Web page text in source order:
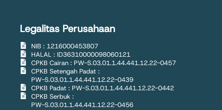
Legalitas Perusahaan
NIB : 1216000453807
HALAL : ID36310000098060121
CPKB Cairan : PW-S.03.01.1.44.441.12.22-0457
CPKB Setengah Padat :
PW-S.03.01.1.44.441.12.22-0439
CPKB Padat : PW-S.03.01.1.44.441.12.22-0442
CPKB Serbuk :
PW-S.03.01.1.44.441.12.22-0456